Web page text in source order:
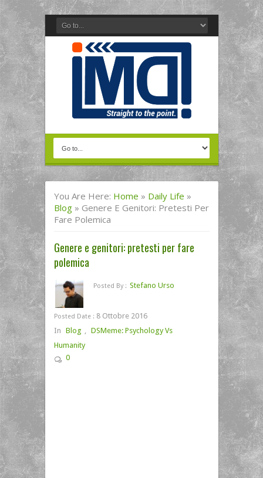
You Are Here: Home » Daily Life »
Blog » Genere E Genitori: Pretesti Per
Fare Polemica
Genere e genitori: pretesti per fare
polemica
Posted By : Stefano Urso
Posted Date : 8 Ottobre 2016
In Blog , DSMeme: Psychology Vs
Humanity
0